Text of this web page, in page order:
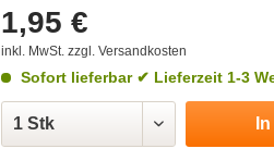
1,95 €
inkl. MwSt. zzgl. Versandkosten
Sofort lieferbar✔ Lieferzeit 1-3